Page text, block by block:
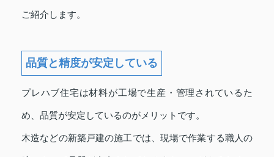
ご紹介します。
品質と精度が安定している
プレハブ住宅は材料が工場で生産・管理されているた
め、品質が安定しているのがメリットです。
木造などの新築戸建の施工では、現場で作業する職人の